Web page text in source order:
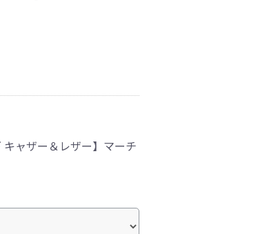
キャザー＆レザー】マーチ